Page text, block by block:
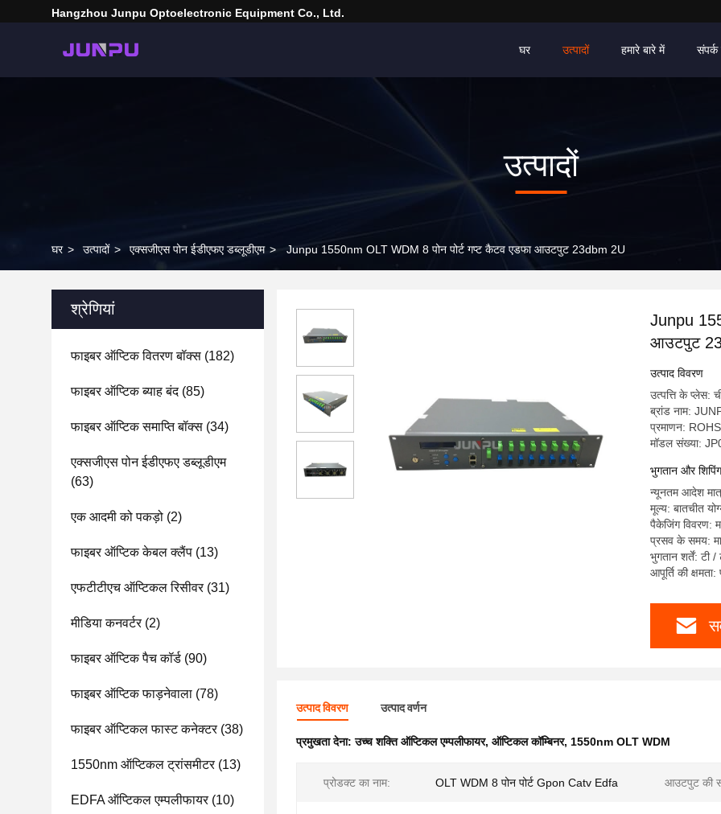
Hangzhou Junpu Optoelectronic Equipment Co., Ltd.
घर उत्पादों हमारे बारे में
उत्पादों
घर > उत्पादों > एक्सजीएस पोन ईडीएफए डब्लूडीएम > Junpu 1550nm OLT WDM 8 पोन पोर्ट गप्ट कैटव एडफा आउटपुट 23dbm 2U
श्रेणियां
फाइबर ऑप्टिक वितरण बॉक्स (182)
फाइबर ऑप्टिक ब्याह बंद(85)
फाइबर ऑप्टिक समाप्ति बॉक्स (34)
एक्सजीएस पोन ईडीएफए डब्लूडीएम
(63)
एक आदमी को पकड़ो (2)
फाइबर ऑप्टिक केबल क्लैंप (13)
एफटीटीएच ऑप्टिकल रिसीवर(31)
मीडिया कनवर्टर(2)
फाइबर ऑप्टिक पैच कॉर्ड (90)
फाइबर ऑप्टिक फाड़नेवाला (78)
फाइबर ऑप्टिकल फास्ट कनेक्टर(38)
1550nm ऑप्टिकल ट्रांसमीटर(13)
EDFA ऑप्टिकल एम्पलीफायर(10)
Junpu
आउटपुट
उत्पाद विवरण
उत्पत्ति के प्लेस:
ब्रांड नाम:
प्रमाणन:
मॉडल संख्या:
भुगतान और
न्यूनतम आदेश
मूल्य: बातचीत
पैकेजिंग विवरण:
प्रसव के समय:
भुगतान शर्तें: टी /
आपूर्ति की
उत्पाद विवरण उत्पाद वर्णन
प्रमुखता देना:उच्च शक्ति ऑप्टिकल एम्पलीफायर, ऑप्टिकल कॉम्बिनर, 1550nm OLT WDM
प्रोडक्ट का नाम: OLT WDM 8 पोन पोर्ट Gpon Catv Edfa आउटपुट की